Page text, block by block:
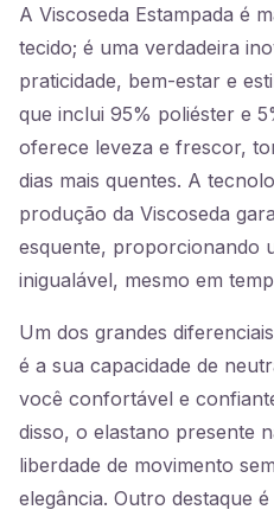
A Viscoseda Estampada é
tecido; é uma verdadeira
praticidade, bem-estar e
que inclui 95% poliéster e
oferece leveza e frescor,
dias mais quentes. A
produção da Viscoseda
esquente, proporcionando
inigualável, mesmo em
Um dos grandes
é a sua capacidade de
você confortável e
disso, o elastano presente
liberdade de movimento
elegância. Outro destaque